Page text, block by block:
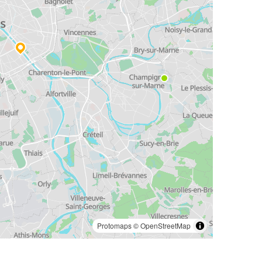
Protomaps©OpenStreetMap